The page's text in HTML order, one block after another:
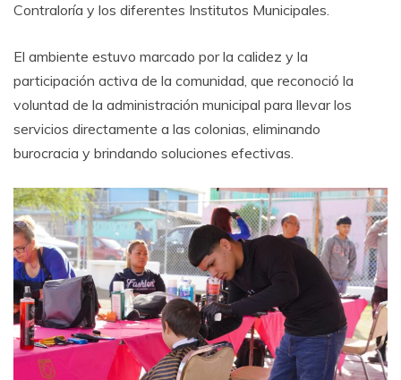
Contraloría y los diferentes Institutos Municipales.
El ambiente estuvo marcado por la calidez y la
participación activa de la comunidad, que reconoció la
voluntad de la administración municipal para llevar los
servicios directamente a las colonias, eliminando
burocracia y brindando soluciones efectivas.